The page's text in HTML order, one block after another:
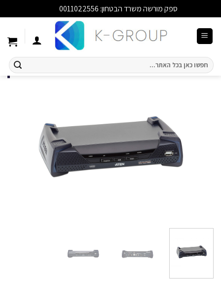
ספק מורשה משרד הבטחון: 0011022556
חיפוש
עבור: